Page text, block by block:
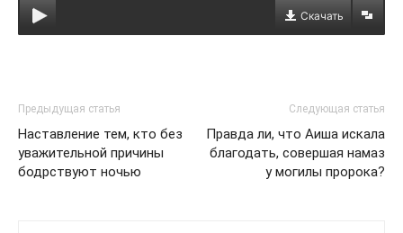
Скачать
Предыдущая статья
Наставление тем, кто без
уважительной причины
бодрствуют ночью
Следующая статья
Правда ли, что Аиша искала
благодать, совершая намаз
у могилы пророка?